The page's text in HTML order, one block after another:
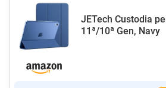
JETech Custodia
11ª/10ª Gen, Navy